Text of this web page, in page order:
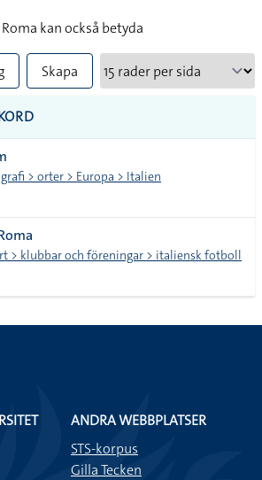
kan också betyda
Skapa
> orter > Europa > Italien
> klubbar och föreningar > italiensk fotboll
ANDRA WEBBPLATSER
STS-korpus
Gilla Tecken